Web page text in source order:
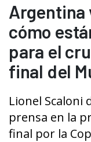
Argentina
cómo
para el
final del
Lionel Scaloni
prensa en la
final por la